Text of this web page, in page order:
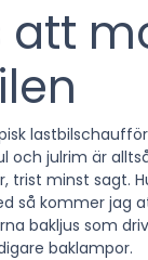
att
och julrim är
trist minst sagt.
så kommer jag
bakljus som
baklampor.